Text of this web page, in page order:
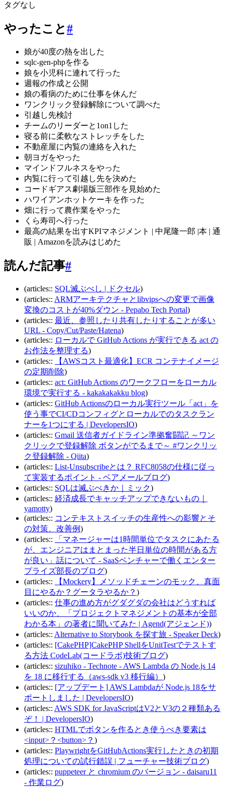
タグなし
やったこと#
娘が40度の熱を出した
sqlc-gen-phpを作る
娘を小児科に連れて行った
週報の作成と公開
娘の看病のために仕事を休んだ
ワンクリック登録解除について調べた
引越し先検討
チームのリーダーと1on1した
寝る前に柔軟なストレッチをした
不動産屋に内覧の連絡を入れた
朝ヨガをやった
マインドフルネスをやった
内覧に行って引越し先を決めた
コードギアス劇場版三部作を見始めた
ハワイアンホットケーキを作った
畑に行って農作業をやった
くら寿司へ行った
最高の結果を出すKPIマネジメント | 中尾隆一郎 |本 | 通
販 | Amazonを読みはじめた
読んだ記事#
(articles:: SQL滅ぶべし | ドクセル)
(articles:: ARMアーキテクチャとlibvipsへの変更で画像
変換のコストが40%ダウン - Pepabo Tech Portal)
(articles:: 最近、参照したり共有したりすることが多い
URL - Copy/Cut/Paste/Hatena)
(articles:: ローカルで GitHub Actions が実行できる act の
お作法を整理する)
(articles::
【AWSコスト最適化】ECR コンテナイメージ
の定期削除)
(articles:: act: GitHub Actions のワークフローをローカル
環境で実行する - kakakakakku blog)
(articles:: GitHub Actionsのローカル実行ツール「act」を
使う事でCI/CDコンフィグとローカルでのタスクラン
ナーを1つにする | DevelopersIO)
(articles:: Gmail 送信者ガイドライン準拠奮闘記 ～ワン
クリックで登録解除 ボタンがでるまで～ #ワンクリッ
ク登録解除 - Qiita)
(articles:: List-Unsubscribeとは？ RFC8058の仕様に従っ
て実装するポイント - ベアメールブログ)
(articles:: SQLは滅ぶべきか｜ミック)
(articles:: 経済成長でキャッチアップできないもの｜
yamotty)
(articles:: コンテキストスイッチの生産性への影響とそ
の対策、改善例)
(articles::
「マネージャーは1時間単位でタスクにあたる
が、エンジニアはまとまった半日単位の時間がある方
が良い」話について - SaaSベンチャーで働くエンター
プライズ部長のブログ)
(articles::
【Mockery】メソッドチェーンのモック、真面
目にやるか？グータラやるか？ )
(articles:: 仕事の進め方がグダグダの会社はどうすれば
いいのか、「プロジェクトマネジメントの基本が全部
わかる本」の著者に聞いてみた | Agend(アジェンド))
(articles:: Alternative to Storybook を探す旅 - Speaker Deck)
(articles:: [CakePHP]CakePHP ShellをUnitTestでテストす
る方法 CodeLab(コードラボ)技術ブログ)
(articles:: sizuhiko - Technote - AWS Lambda の Node.js 14
を 18 に移行する（aws-sdk v3 移行編） )
(articles:: [アップデート] AWS Lambdaが Node.js 18をサ
ポートしました | DevelopersIO)
(articles:: AWS SDK for JavaScriptはV2とV3の２種類ある
ぞ！ | DevelopersIO)
(articles:: HTMLでボタンを作るとき使うべき要素は
<input>？<button>？ )
(articles:: PlaywrightをGitHubActions実行したときの初期
処理についての試行錯誤 | フューチャー技術ブログ)
(articles:: puppeteer と chromium のバージョン - daisaru11
- 作業ログ)